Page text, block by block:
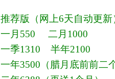
推荐版（网上6天自动更新
一月550 二月1000
一季1310 半年2100
一年3500（腊月底前前二